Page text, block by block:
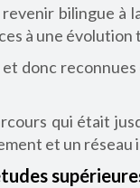
bilingue
à une évolution
donc
qui était
et un réseau